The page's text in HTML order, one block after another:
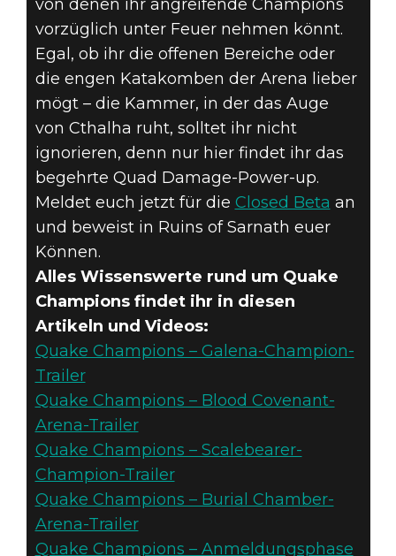
von denen ihr angreifende Champions
vorzüglich unter Feuer nehmen könnt.
Egal, ob ihr die offenen Bereiche oder
die engen Katakomben der Arena lieber
mögt – die Kammer, in der das Auge
von Cthalha ruht, solltet ihr nicht
ignorieren, denn nur hier findet ihr das
begehrte Quad Damage-Power-up.
Meldet euch jetzt für die Closed Beta an
und beweist in Ruins of Sarnath euer
Können.
Alles Wissenswerte rund um Quake
Champions findet ihr in diesen
Artikeln und Videos:
Quake Champions – Galena-Champion-
Trailer
Quake Champions – Blood Covenant-
Arena-Trailer
Quake Champions – Scalebearer-
Champion-Trailer
Quake Champions – Burial Chamber-
Arena-Trailer
Quake Champions – Anmeldungsphase